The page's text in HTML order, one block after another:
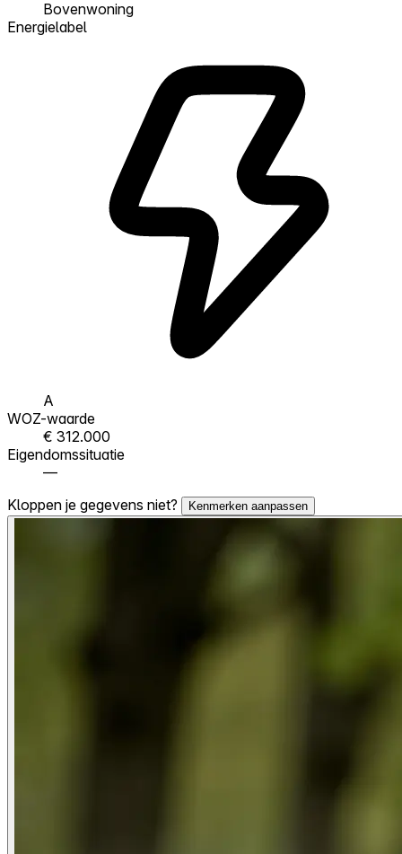
Bovenwoning
Energielabel
A
WOZ-waarde
€ 312.000
Eigendomssituatie
—
Kloppen je gegevens niet?
Kenmerken aanpassen